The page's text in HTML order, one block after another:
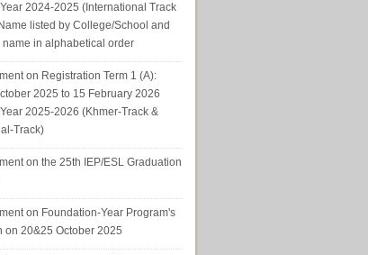
2024-2025 (International Track
listed by College/School and
name in alphabetical order
on Registration Term 1 (A):
2025 to 15 February 2026
2025-2026 (Khmer-Track &
Track)
on the 25th IEP/ESL Graduation
on Foundation-Year Program's
on 20&25 October 2025